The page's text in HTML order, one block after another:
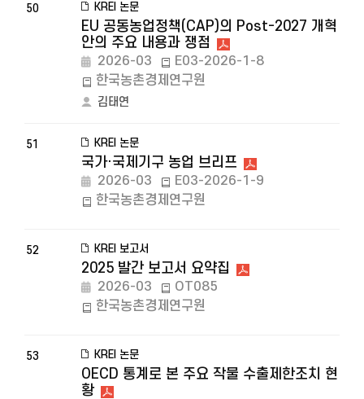
50 KREI 논문
EU 공동농업정책(CAP)의 Post-2027 개혁
안의 주요 내용과 쟁점
2026-03
E03-2026-1-8
한국농촌경제연구원
김태연
51 KREI 논문
국가·국제기구 농업 브리프
2026-03
E03-2026-1-9
한국농촌경제연구원
52 KREI 보고서
2025 발간 보고서 요약집
2026-03
OT085
한국농촌경제연구원
53 KREI 논문
OECD 통계로 본 주요 작물 수출제한조치 현
황